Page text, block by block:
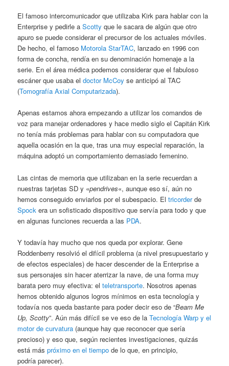
El famoso intercomunicador que utilizaba Kirk para hablar con la
Enterprise y pedirle aScotty que le sacara de algún que otro
apuro se puede considerar el precursor de los actuales móviles.
De hecho, el famoso Motorola StarTAC, lanzado en 1996 con
forma de concha, rendía en su denominación homenaje a la
serie. En el área médica podemos considerar que el fabuloso
escáner que usaba eldoctor McCoy se anticipó al TAC
(Tomografía Axial Computarizada).
Apenas estamos ahora empezando a utilizar los comandos de
voz para manejar ordenadores y hace medio siglo el Capitán Kirk
no tenía más problemas para hablar con su computadora que
aquella ocasión en la que, tras una muy especial reparación, la
máquina adoptó un comportamiento demasiado femenino.
Las cintas de memoria que utilizaban en la serie recuerdan a
nuestras tarjetas SD y «pendrives«, aunque eso sí, aún no
hemos conseguido enviarlos por el subespacio. Eltricorderde
Spock era un sofisticado dispositivo que servía para todo y que
en algunas funciones recuerda a las PDA.
Y todavía hay mucho que nos queda por explorar. Gene
Roddenberry resolvió el difícil problema (a nivel presupuestario y
de efectos especiales) de hacer descender de la Enterprise a
sus personajes sin hacer aterrizar la nave, de una forma muy
barata pero muy efectiva: elteletransporte. Nosotros apenas
hemos obtenido algunos logros mínimos en esta tecnología y
todavía nos queda bastante para poder decir eso de “Beam Me
Up, Scotty”. Aún más difícil se ve eso de laTecnología Warp y el
motor de curvatura (aunque hay que reconocer que sería
precioso) y eso que, según recientes investigaciones, quizás
está máspróximo en el tiempo de lo que, en principio,
podría parecer).